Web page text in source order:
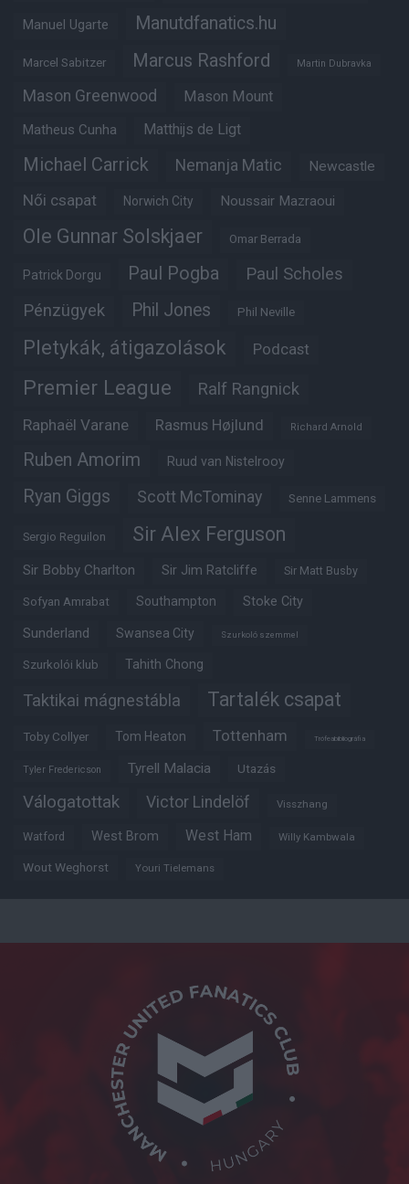
Manuel Ugarte Manutdfanatics.hu
Marcel Sabitzer Marcus Rashford Martin Dubravka
Mason Greenwood Mason Mount
Matheus Cunha Matthijs de Ligt
Michael Carrick Nemanja Matic Newcastle
Női csapat Norwich City Noussair Mazraoui
Ole Gunnar Solskjaer Omar Berrada
Patrick Dorgu Paul Pogba Paul Scholes
Pénzügyek Phil Jones Phil Neville
Pletykák, átigazolások Podcast
Premier League Ralf Rangnick
Raphaël Varane Rasmus Højlund Richard Arnold
Ruben Amorim Ruud van Nistelrooy
Ryan Giggs Scott McTominay Senne Lammens
Sergio Reguilon Sir Alex Ferguson
Sir Bobby Charlton Sir Jim Ratcliffe Sir Matt Busby
Sofyan Amrabat Southampton Stoke City
Sunderland Swansea City Szurkoló szemmel
Szurkolói klub Tahith Chong
Taktikai mágnestábla Tartalék csapat
Toby Collyer Tom Heaton Tottenham Trófeabibliográfia
Tyler Fredericson Tyrell Malacia Utazás
Válogatottak Victor Lindelöf Visszhang
Watford West Brom West Ham Willy Kambwala
Wout Weghorst Youri Tielemans